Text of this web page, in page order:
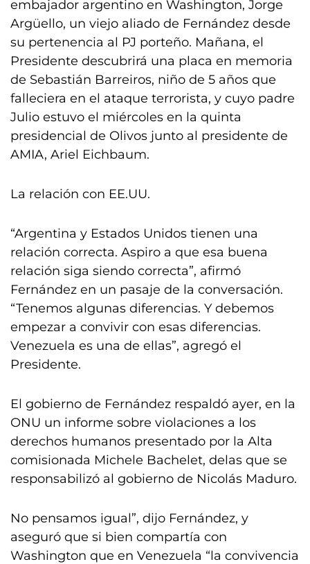
embajador argentino en Washington, Jorge
Argüello, un viejo aliado de Fernández desde
su pertenencia al PJ porteño. Mañana, el
Presidente descubrirá una placa en memoria
de Sebastián Barreiros, niño de 5 años que
falleciera en el ataque terrorista, y cuyo padre
Julio estuvo el miércoles en la quinta
presidencial de Olivos junto al presidente de
AMIA, Ariel Eichbaum.
La relación con EE.UU.
“Argentina y Estados Unidos tienen una
relación correcta. Aspiro a que esa buena
relación siga siendo correcta”, afirmó
Fernández en un pasaje de la conversación.
“Tenemos algunas diferencias. Y debemos
empezar a convivir con esas diferencias.
Venezuela es una de ellas”, agregó el
Presidente.
El gobierno de Fernández respaldó ayer, en la
ONU un informe sobre violaciones a los
derechos humanos presentado por la Alta
comisionada Michele Bachelet, delas que se
responsabilizó al gobierno de Nicolás Maduro.
No pensamos igual”, dijo Fernández, y
aseguró que si bien compartía con
Washington que en Venezuela “la convivencia